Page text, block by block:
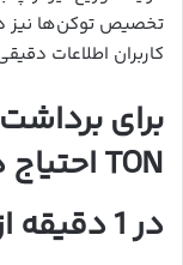
کاربران اطلاعات
برای
TON احتیاج دارید؛
در 1 دقیقه از ربات بایتیکل بخرید!